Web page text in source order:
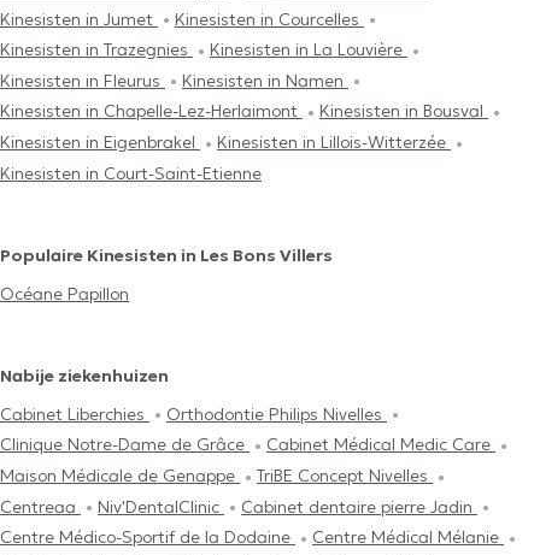
Kinesisten in Jumet
Kinesisten in Courcelles
Kinesisten in Trazegnies
Kinesisten in La Louvière
Kinesisten in Fleurus
Kinesisten in Namen
Kinesisten in Chapelle-Lez-Herlaimont
Kinesisten in Bousval
Kinesisten in Eigenbrakel
Kinesisten in Lillois-Witterzée
Kinesisten in Court-Saint-Etienne
Populaire Kinesisten in Les Bons Villers
Océane Papillon
Nabije ziekenhuizen
Cabinet Liberchies
Orthodontie Philips Nivelles
Clinique Notre-Dame de Grâce
Cabinet Médical Medic Care
Maison Médicale de Genappe
TriBE Concept Nivelles
Centreaa
Niv'DentalClinic
Cabinet dentaire pierre Jadin
Centre Médico-Sportif de la Dodaine
Centre Médical Mélanie